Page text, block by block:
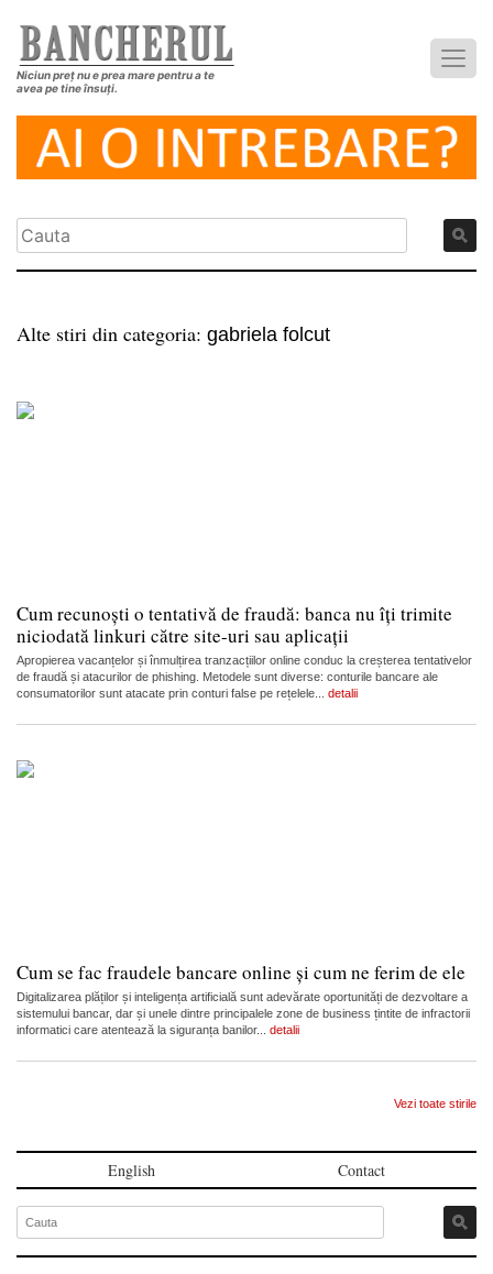
Niciun preț nu e prea mare pentru a te
avea pe tine însuți.
Alte stiri din categoria: gabriela folcut
Cum recunoști o tentativă de fraudă: banca nu îți trimite
niciodată linkuri către site-uri sau aplicații
Apropierea vacanțelor și înmulțirea tranzacțiilor online conduc la creșterea tentativelor
de fraudă și atacurilor de phishing. Metodele sunt diverse: conturile bancare ale
consumatorilor sunt atacate prin conturi false pe rețelele... detalii
Cum se fac fraudele bancare online și cum ne ferim de ele
Digitalizarea plăților și inteligența artificială sunt adevărate oportunități de dezvoltare a
sistemului bancar, dar și unele dintre principalele zone de business țintite de infractorii
informatici care atentează la siguranța banilor... detalii
Vezi toate stirile
English Contact